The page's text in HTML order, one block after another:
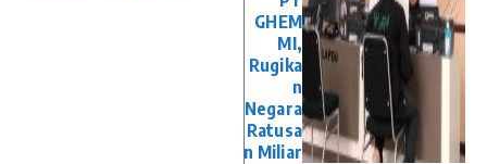
GHEM
MI,
Rugika
n
Negara
Ratusa
n Miliar